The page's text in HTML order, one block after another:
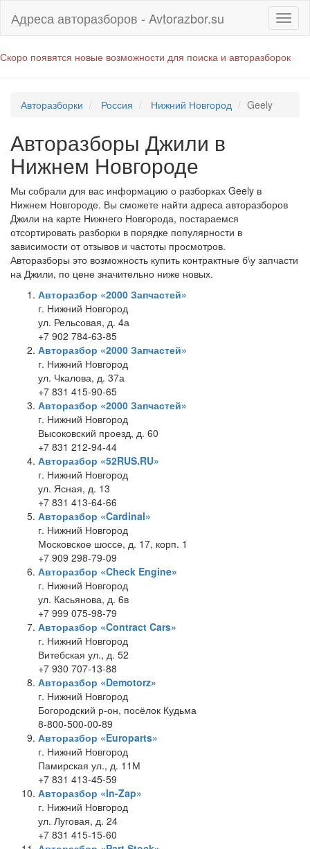
Адреса авторазборов - Avtorazbor.su
Скоро появятся новые возможности для поиска и авторазборок
Авторазборки Россия Нижний Новгород Geely
Авторазборы Джили в
Нижнем Новгороде
Мы собрали для вас информацию о разборках Geely в
Нижнем Новгороде. Вы сможете найти адреса авторазборов
Джили на карте Нижнего Новгорода, постараемся
отсортировать разборки в порядке популярности в
зависимости от отзывов и частоты просмотров.
Авторазборы это возможность купить контрактные б\у запчасти
на Джили, по цене значительно ниже новых.
Авторазбор «2000 Запчастей»
г. Нижний Новгород
ул. Рельсовая, д. 4а
+7 902 784-63-85
Авторазбор «2000 Запчастей»
г. Нижний Новгород
ул. Чкалова, д. 37а
+7 831 415-90-65
Авторазбор «2000 Запчастей»
г. Нижний Новгород
Высоковский проезд, д. 60
+7 831 212-94-44
Авторазбор «52RUS.RU»
г. Нижний Новгород
ул. Ясная, д. 13
+7 831 413-64-66
Авторазбор «Cardinal»
г. Нижний Новгород
Московское шоссе, д. 17, корп. 1
+7 909 298-79-09
Авторазбор «Check Engine»
г. Нижний Новгород
ул. Касьянова, д. 6в
+7 999 075-98-79
Авторазбор «Contract Cars»
г. Нижний Новгород
Витебская ул., д. 52
+7 930 707-13-88
Авторазбор «Demotorz»
г. Нижний Новгород
Богородский р-он, посёлок Кудьма
8-800-500-00-89
Авторазбор «Europarts»
г. Нижний Новгород
Памирская ул., д. 11М
+7 831 413-45-59
Авторазбор «In-Zap»
г. Нижний Новгород
ул. Луговая, д. 24
+7 831 415-15-60